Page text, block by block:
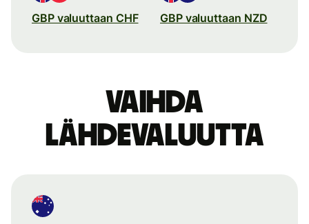
GBP valuuttaan CHF GBP valuuttaan NZD
Vaihda
lähdevaluutta